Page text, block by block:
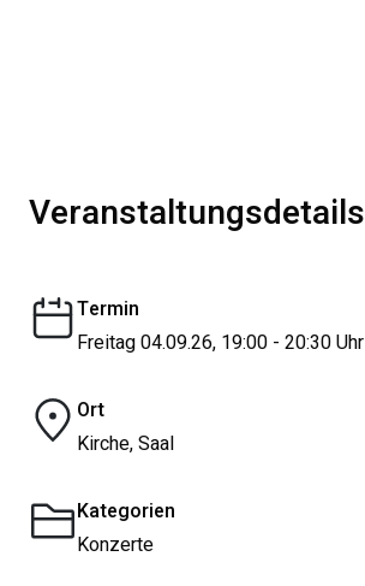
Veranstaltungsdetails
Termin
Freitag 04.09.26, 19:00 - 20:30 Uhr
Ort
Kirche, Saal
Kategorien
Konzerte